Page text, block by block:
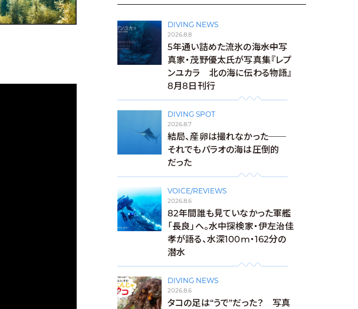
DIVING NEWS
2026.8.8
5年通い詰めた流氷の海――水中写
真家・茂野優太氏が写真集『レプ
ンユカラ 北の海に伝わる物語』
8月8日刊行
DIVING SPOT
2026.8.7
結局、産卵は撮れなかった──
それでもパラオの海は圧倒的
だった
VOICE/REVIEWS
2026.8.6
82年間誰も見ていなかった軍艦
「長良」へ。水中探検家・伊左治佳
孝が語る、水深100m・162分の
潜水
DIVING NEWS
2026.8.6
タコの足は“うで”だった？ 写真